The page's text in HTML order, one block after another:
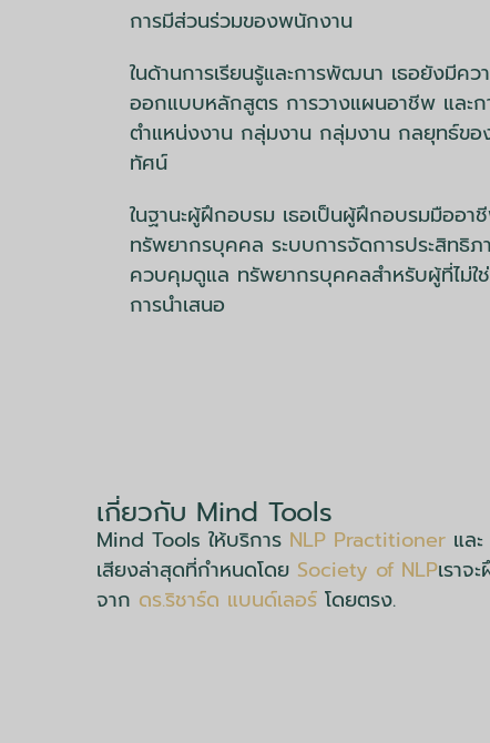
การมีส่วนร่วมของพนักงาน
ในด้านการเรียนรู้และการพัฒนา เธอยังมีคว
ออกแบบหลักสูตร การวางแผนอาชีพ และก
ตำแหน่งงาน กลุ่มงาน กลุ่มงาน กลยุทธ์ข
ทัศน์
ในฐานะผู้ฝึกอบรม เธอเป็นผู้ฝึกอบรมมืออา
ทรัพยากรบุคคล ระบบการจัดการประสิทธิภ
ควบคุมดูแล ทรัพยากรบุคคลสำหรับผู้ที่ไม่ใ
การนำเสนอ
เกี่ยวกับ Mind Tools
Mind Tools ให้บริการ NLP Practitioner และ
เสียงล่าสุดที่กำหนดโดย Society of NLPเราจ
จาก ดร.ริชาร์ด แบนด์เลอร์ โดยตรง.